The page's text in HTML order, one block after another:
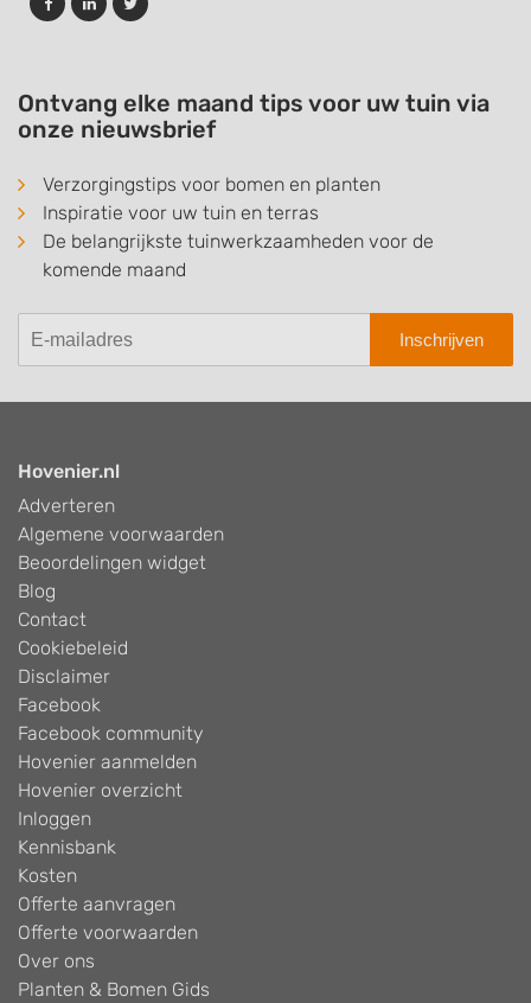
Ontvang elke maand tips voor uw tuin via
onze nieuwsbrief
Verzorgingstips voor bomen en planten
Inspiratie voor uw tuin en terras
De belangrijkste tuinwerkzaamheden voor de
komende maand
Inschrijven
Hovenier.nl
Adverteren
Algemene voorwaarden
Beoordelingen widget
Blog
Contact
Cookiebeleid
Disclaimer
Facebook
Facebook community
Hovenier aanmelden
Hovenier overzicht
Inloggen
Kennisbank
Kosten
Offerte aanvragen
Offerte voorwaarden
Over ons
Planten & Bomen Gids